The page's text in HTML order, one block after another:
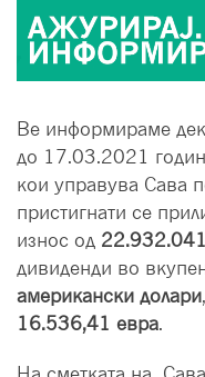
Ве информираме
до 17.03.2021
кои управува Сава
пристигнати се
износ од
дивиденди во
американски долари,
16.536,41 евра.